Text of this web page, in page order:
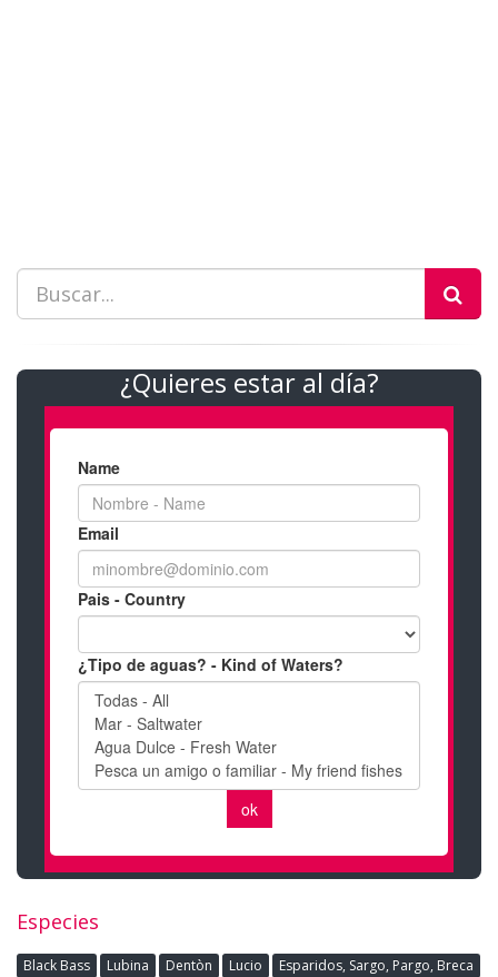
¿Quieres estar al día?
Especies
Black Bass Lubina Dentòn Lucio
Esparidos, Sargo, Pargo, Breca